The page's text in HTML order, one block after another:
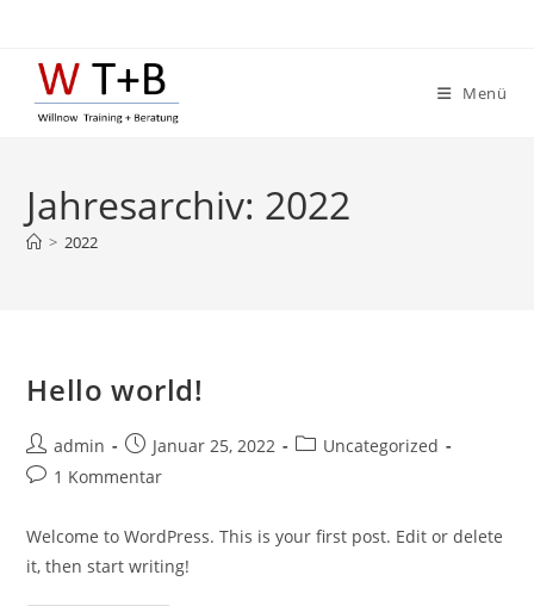
springen
Menü
Jahresarchiv: 2022
> 2022
Hello world!
Beitrags-
Autor:
admin
Beitrag
veröffentlicht:
Januar 25, 2022
Beitrags-
Uncategorized
Beitrags-
1 Kommentar
Welcome to WordPress. This is your first post. Edit or delete
it, then start writing!